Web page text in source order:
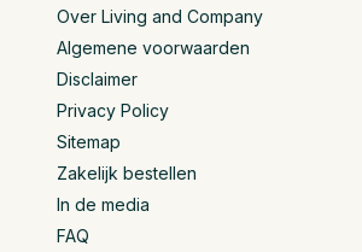
Over Living and Company
Algemene voorwaarden
Disclaimer
Privacy Policy
Sitemap
Zakelijk bestellen
In de media
FAQ